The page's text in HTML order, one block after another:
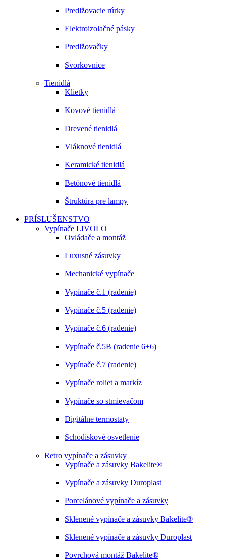
Predlžovacie rúrky
Elektroizolačné pásky
Predlžovačky
Svorkovnice
Tienidlá
Klietky
Kovové tienidlá
Drevené tienidlá
Vláknové tienidlá
Keramické tienidlá
Betónové tienidlá
Štruktúra pre lampy
PRÍSLUŠENSTVO
Vypínače LIVOLO
Ovládače a montáž
Luxusné zásuvky
Mechanické vypínače
Vypínače č.1 (radenie)
Vypínače č.5 (radenie)
Vypínače č.6 (radenie)
Vypínače č.5B (radenie 6+6)
Vypínače č.7 (radenie)
Vypínače roliet a markíz
Vypínače so stmievačom
Digitálne termostaty
Schodiskové osvetlenie
Retro vypínače a zásuvky
Vypínače a zásuvky Bakelite®
Vypínače a zásuvky Duroplast
Porcelánové vypínače a zásuvky
Sklenené vypínače a zásuvky Bakelite®
Sklenené vypínače a zásuvky Duroplast
Povrchová montáž Bakelite®